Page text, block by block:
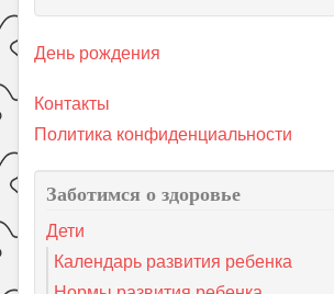
День рождения
Контакты
Политика конфиденциальности
Заботимся о здоровье
Дети
Календарь развития ребенка